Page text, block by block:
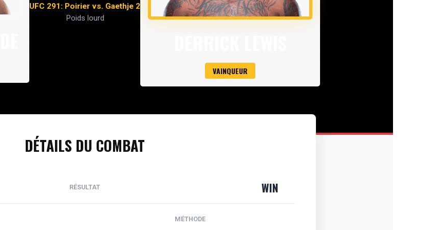
UFC 291: Poirier vs. Gaethje 2
Poids lourd
VAINQUEUR
DÉTAILS DU COMBAT
RÉSULTAT
WIN
MÉTHODE